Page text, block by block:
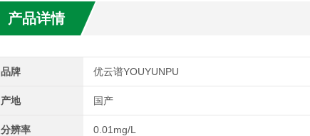
产品详情
品牌 优云谱YOUYUNPU
产地 国产
分辨率 0.01mg/L